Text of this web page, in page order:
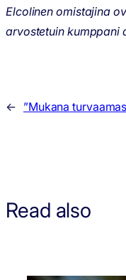
Elcolinen omistajina
arvostetuin kumppani
← ”Mukana
Read also